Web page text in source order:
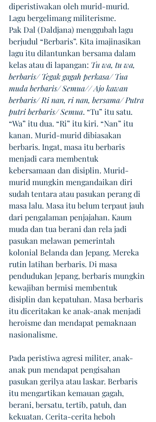
diperistiwakan oleh murid-murid.
Lagu bergelimang militerisme.
Pak Dal (Daldjana) menggubah lagu
berjudul “Berbaris”. Kita imajinasikan
lagu itu dilantunkan bersama dalam
kelas atau di lapangan: Tu wa, tu wa,
berbaris/ Tegak gagah perkasa/ Tua
muda berbaris/ Semua// Ajo kawan
berbaris/ Ri nan, ri nan, bersama/ Putra
putri berbaris/ Semua. “Tu” itu satu.
“Wa” itu dua. “Ri” itu kiri. “Nan” itu
kanan. Murid-murid dibiasakan
berbaris. Ingat, masa itu berbaris
menjadi cara membentuk
kebersamaan dan disiplin. Murid-
murid mungkin mengandaikan diri
sudah tentara atau pasukan perang di
masa lalu. Masa itu belum terpaut jauh
dari pengalaman penjajahan. Kaum
muda dan tua berani dan rela jadi
pasukan melawan pemerintah
kolonial Belanda dan Jepang. Mereka
rutin latihan berbaris. Di masa
pendudukan Jepang, berbaris mungkin
kewajiban bermisi membentuk
disiplin dan kepatuhan. Masa berbaris
itu diceritakan ke anak-anak menjadi
heroisme dan mendapat pemaknaan
nasionalisme.
Pada peristiwa agresi militer, anak-
anak pun mendapat pengisahan
pasukan gerilya atau laskar. Berbaris
itu mengartikan kemauan gagah,
berani, bersatu, tertib, patuh, dan
kekuatan. Cerita-cerita heboh